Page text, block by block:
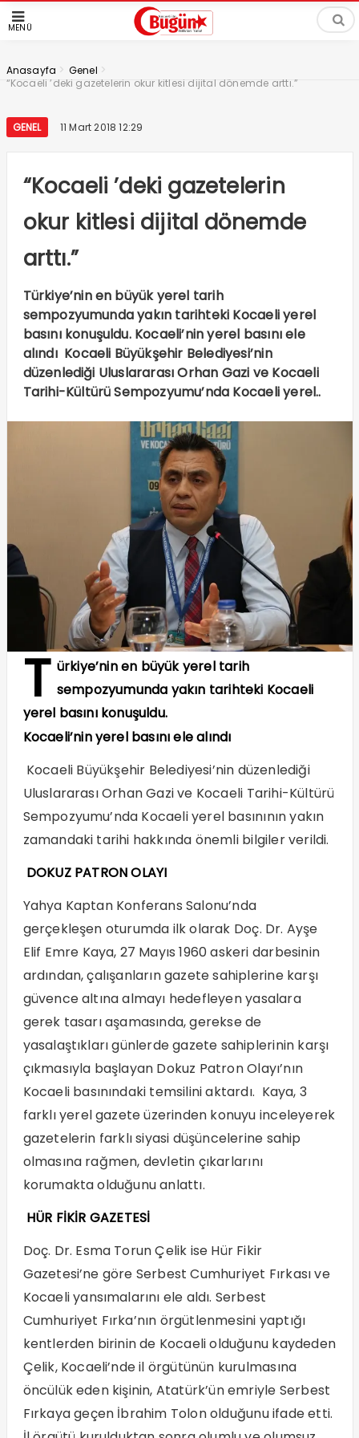
MENÜ
Anasayfa > Genel >
“Kocaeli ’deki gazetelerin okur kitlesi dijital dönemde arttı.”
GENEL 11 Mart 2018 12:29
“Kocaeli ’deki gazetelerin
okur kitlesi dijital dönemde
arttı.”
Türkiye’nin en büyük yerel tarih
sempozyumunda yakın tarihteki Kocaeli yerel
basını konuşuldu. Kocaeli’nin yerel basını ele
alındı Kocaeli Büyükşehir Belediyesi’nin
düzenlediği Uluslararası Orhan Gazi ve Kocaeli
Tarihi-Kültürü Sempozyumu’nda Kocaeli yerel..
T ürkiye’nin en büyük yerel tarih
sempozyumunda yakın tarihteki Kocaeli
yerel basını konuşuldu.
Kocaeli’nin yerel basını ele alındı
Kocaeli Büyükşehir Belediyesi’nin düzenlediği
Uluslararası Orhan Gazi ve Kocaeli Tarihi-Kültürü
Sempozyumu’nda Kocaeli yerel basınının yakın
zamandaki tarihi hakkında önemli bilgiler verildi.
DOKUZ PATRON OLAYI
Yahya Kaptan Konferans Salonu’nda
gerçekleşen oturumda ilk olarak Doç. Dr. Ayşe
Elif Emre Kaya, 27 Mayıs 1960 askeri darbesinin
ardından, çalışanların gazete sahiplerine karşı
güvence altına almayı hedefleyen yasalara
gerek tasarı aşamasında, gerekse de
yasalaştıkları günlerde gazete sahiplerinin karşı
çıkmasıyla başlayan Dokuz Patron Olayı’nın
Kocaeli basınındaki temsilini aktardı. Kaya, 3
farklı yerel gazete üzerinden konuyu inceleyerek
gazetelerin farklı siyasi düşüncelerine sahip
olmasına rağmen, devletin çıkarlarını
korumakta olduğunu anlattı.
HÜR FİKİR GAZETESİ
Doç. Dr. Esma Torun Çelik ise Hür Fikir
Gazetesi’ne göre Serbest Cumhuriyet Fırkası ve
Kocaeli yansımalarını ele aldı. Serbest
Cumhuriyet Fırka’nın örgütlenmesini yaptığı
kentlerden birinin de Kocaeli olduğunu kaydeden
Çelik, Kocaeli’nde il örgütünün kurulmasına
öncülük eden kişinin, Atatürk’ün emriyle Serbest
Fırkaya geçen İbrahim Tolon olduğunu ifade etti.